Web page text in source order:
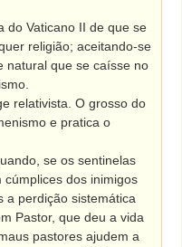
Vaticano II de que se
religião; aceitando-se
natural que se caísse no
relativista. O grosso do
e pratica o
se os sentinelas
dos inimigos
a perdição sistemática
Pastor, que deu a vida
pastores ajudem a